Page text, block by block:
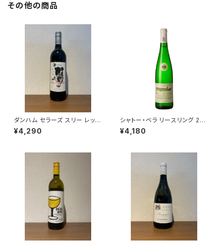
その他の商品
ダンハム セラーズ スリー レッグ
ド レッド 2023 赤ワイン 750m
l¥4,290
シャトー・ベラ リースリング 202
3 エゴン・ミュラー 白ワイン ス
ロヴァキア 750ml
¥4,180